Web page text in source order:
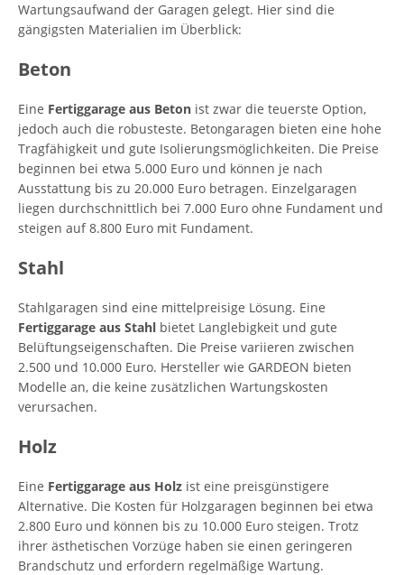
Wartungsaufwand der Garagen gelegt. Hier sind die
gängigsten Materialien im Überblick:
Beton
Eine Fertiggarage aus Beton ist zwar die teuerste Option,
jedoch auch die robusteste. Betongaragen bieten eine hohe
Tragfähigkeit und gute Isolierungsmöglichkeiten. Die Preise
beginnen bei etwa 5.000 Euro und können je nach
Ausstattung bis zu 20.000 Euro betragen. Einzelgaragen
liegen durchschnittlich bei 7.000 Euro ohne Fundament und
steigen auf 8.800 Euro mit Fundament.
Stahl
Stahlgaragen sind eine mittelpreisige Lösung. Eine
Fertiggarage aus Stahl bietet Langlebigkeit und gute
Belüftungseigenschaften. Die Preise variieren zwischen
2.500 und 10.000 Euro. Hersteller wie GARDEON bieten
Modelle an, die keine zusätzlichen Wartungskosten
verursachen.
Holz
Eine Fertiggarage aus Holz ist eine preisgünstigere
Alternative. Die Kosten für Holzgaragen beginnen bei etwa
2.800 Euro und können bis zu 10.000 Euro steigen. Trotz
ihrer ästhetischen Vorzüge haben sie einen geringeren
Brandschutz und erfordern regelmäßige Wartung.